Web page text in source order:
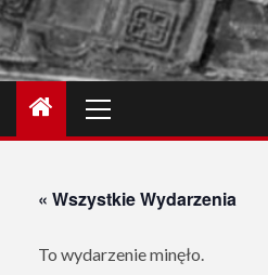
główne
« Wszystkie Wydarzenia
To wydarzenie minęło.